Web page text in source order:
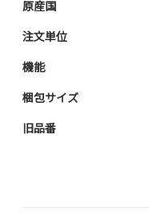
原産国
注文単位
機能
梱包サイズ
旧品番